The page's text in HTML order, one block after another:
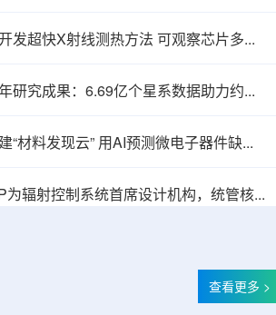
AlphaOne首次交付高纯度钍-
美国麻省理工学院开发超快X射线测热方法 可观察芯片多层结构热传递
暗能量巡天发布六年研究成果：6.69亿个星系数据助力约束宇宙加速膨胀
美国多家实验室拟建“材料发现云” 用AI预测微电子器件缺陷影响
Rosatom选定SNIIP为辐射控制系统首席设计机构，统管核设施放射仪表标准化与进口替代保障
查看更多 >